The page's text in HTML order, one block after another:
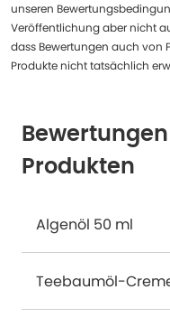
unseren
Veröffentlichung aber nicht
dass Bewertungen auch von
Produkte nicht tatsächlich
Produkten
Algenöl 50 ml
Teebaumöl-